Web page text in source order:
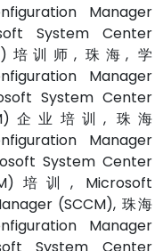
Manager
System Center
培训师, 珠海, 学
Manager
System Center
企业培训, 珠海
Manager
System Center
培训, Microsoft
(SCCM), 珠海
Manager